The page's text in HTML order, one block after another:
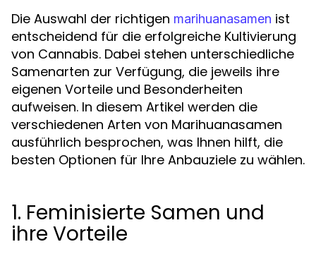
Die Auswahl der richtigen marihuanasamen ist
entscheidend für die erfolgreiche Kultivierung
von Cannabis. Dabei stehen unterschiedliche
Samenarten zur Verfügung, die jeweils ihre
eigenen Vorteile und Besonderheiten
aufweisen. In diesem Artikel werden die
verschiedenen Arten von Marihuanasamen
ausführlich besprochen, was Ihnen hilft, die
besten Optionen für Ihre Anbauziele zu wählen.
1. Feminisierte Samen und
ihre Vorteile